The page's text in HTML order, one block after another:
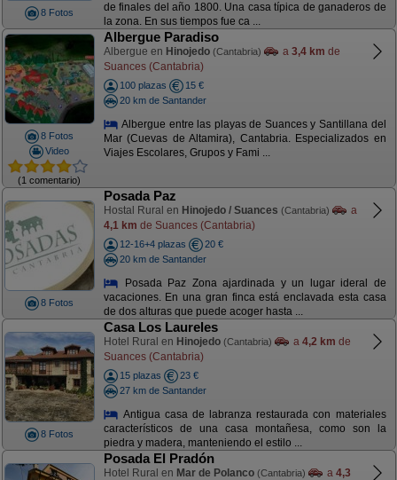
8 Fotos
de finales del año 1800. Una casa típica de ganaderos de
la zona. En sus tiempos fue ca ...
8 Fotos
Video
(1 comentario)
Albergue Paradiso
Albergue en Hinojedo (Cantabria) a 3,4 km de
Suances (Cantabria)
100 plazas
15 €
20 km de Santander
Albergue entre las playas de Suances y Santillana del
Mar (Cuevas de Altamira), Cantabria. Especializados en
Viajes Escolares, Grupos y Fami ...
8 Fotos
Posada Paz
Hostal Rural en Hinojedo / Suances (Cantabria)
a
4,1 km de Suances (Cantabria)
12-16+4 plazas
20 €
20 km de Santander
Posada Paz Zona ajardinada y un lugar ideral de
vacaciones. En una gran finca está enclavada esta casa
de dos alturas que puede acoger hasta ...
8 Fotos
Casa Los Laureles
Hotel Rural en Hinojedo (Cantabria) a 4,2 km de
Suances (Cantabria)
15 plazas
23 €
27 km de Santander
Antigua casa de labranza restaurada con materiales
característicos de una casa montañesa, como son la
piedra y madera, manteniendo el estilo ...
Posada El Pradón
Hotel Rural en Mar de Polanco (Cantabria) a 4,3